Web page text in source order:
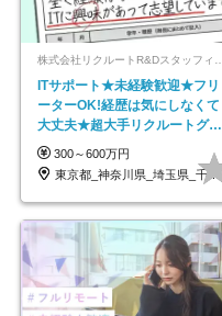
ITサポート★未経験歓迎★フリ
ーターOK!経歴は気にしなくて
大丈夫★超大手リクルートグル
ープの正社員/sg
300～600万円
東京都_神奈川県_埼玉県_千葉県_大阪府…